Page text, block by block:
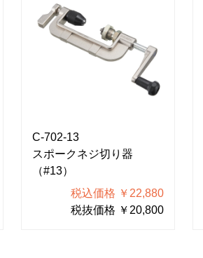
C-702-13
スポークネジ切り器
（#13）
税込価格 ￥22,880
税抜価格 ￥20,800